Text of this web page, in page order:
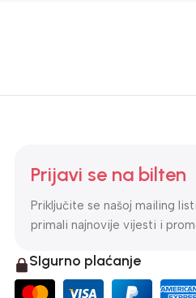
Prijavi se na bilten
Priključite se našoj mailing
primali najnovije vijesti i
SIgurno plaćanje